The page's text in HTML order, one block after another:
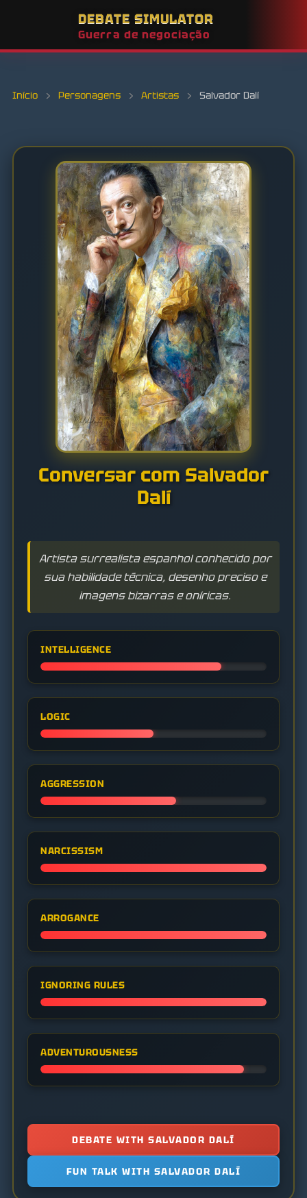
DEBATE SIMULATOR
Guerra de negociação
Início › Personagens › Artistas › Salvador Dalí
Conversar com Salvador
Dalí
Artista surrealista espanhol conhecido por
sua habilidade técnica, desenho preciso e
imagens bizarras e oníricas.
INTELLIGENCE
LOGIC
AGGRESSION
NARCISSISM
ARROGANCE
IGNORING RULES
ADVENTUROUSNESS
DEBATE WITH SALVADOR DALÍ
FUN TALK WITH SALVADOR DALÍ